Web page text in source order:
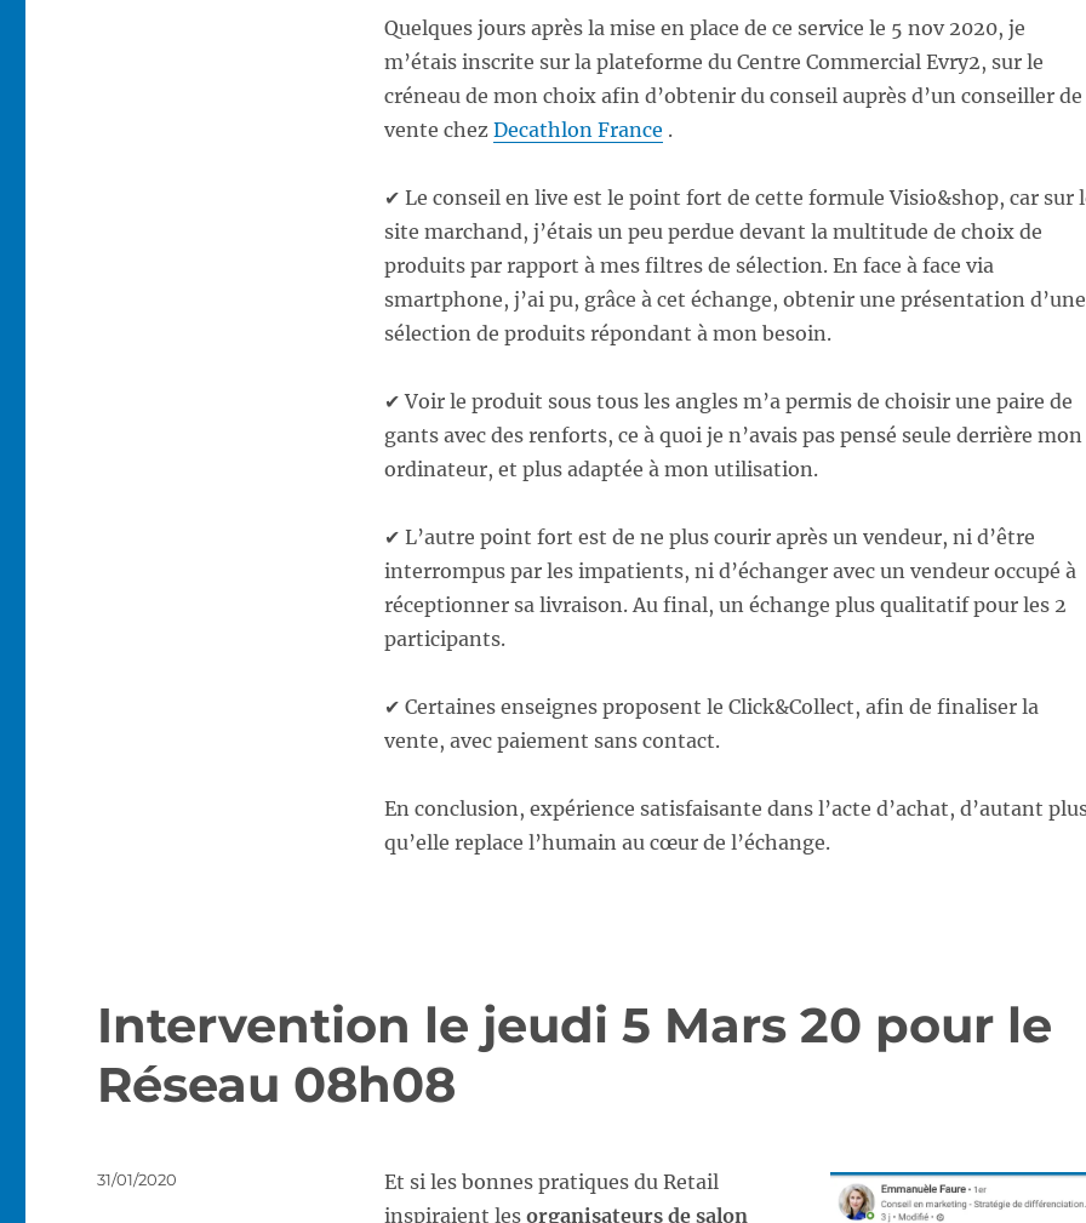
Quelques jours après la mise en place de ce service le 5 nov 2020, je
m’étais inscrite sur la plateforme du Centre Commercial Evry2, sur le
créneau de mon choix afin d’obtenir du conseil auprès d’un conseiller de
vente chez Decathlon France .
✔ Le conseil en live est le point fort de cette formule Visio&shop, car sur
site marchand, j’étais un peu perdue devant la multitude de choix de
produits par rapport à mes filtres de sélection. En face à face via
smartphone, j’ai pu, grâce à cet échange, obtenir une présentation d’une
sélection de produits répondant à mon besoin.
✔ Voir le produit sous tous les angles m’a permis de choisir une paire de
gants avec des renforts, ce à quoi je n’avais pas pensé seule derrière mon
ordinateur, et plus adaptée à mon utilisation.
✔ L’autre point fort est de ne plus courir après un vendeur, ni d’être
interrompus par les impatients, ni d’échanger avec un vendeur occupé à
réceptionner sa livraison. Au final, un échange plus qualitatif pour les 2
participants.
✔ Certaines enseignes proposent le Click&Collect, afin de finaliser la
vente, avec paiement sans contact.
En conclusion, expérience satisfaisante dans l’acte d’achat, d’autant
qu’elle replace l’humain au cœur de l’échange.
Intervention le jeudi 5 Mars 20 pour le
Réseau 08h08
Et si les bonnes pratiques du Retail
inspiraient les organisateurs de salon
Publié
31/01/2020